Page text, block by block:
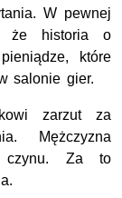
W pewnej
że historia o
które
salonie gier.
zarzut za
Mężczyzna
czynu. Za to